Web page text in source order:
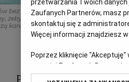
bez względu na płeć nie przepada za
żeby zrobił to za nich ktoś inny. Dla wielu
karę, jaką mogliby dostać.(Fot.
przetwarzania Twoich danych
Zaufanych Partnerów, masz
skontaktuj się z
Więcej informacji znajdziesz w
Poprzez kliknięcie
z o. o. jej Zaufanych
swoje preferencje dot. plików